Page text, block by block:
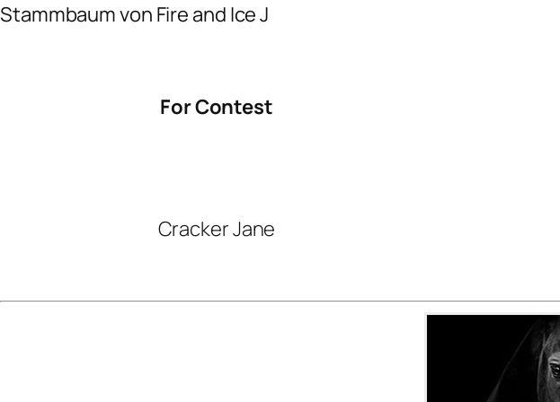
Stammbaum von Fire and Ice J
For Contest
Cracker Jane